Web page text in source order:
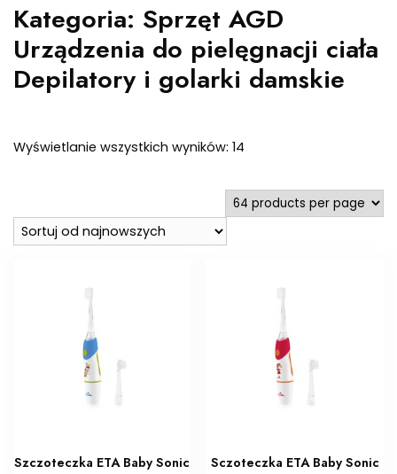
Kategoria: Sprzęt AGD
Urządzenia do pielęgnacji ciała
Depilatory i golarki damskie
Wyświetlanie wszystkich wyników: 14
najnowszych
Szczoteczka ETA Baby Sonic
Sczoteczka ETA Baby Sonic